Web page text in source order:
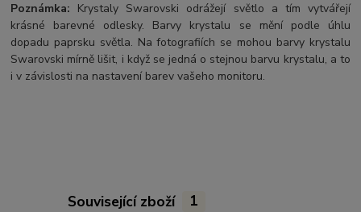
Poznámka: Krystaly Swarovski odrážejí světlo a tím vytvářejí
krásné barevné odlesky. Barvy krystalu se mění podle úhlu
dopadu paprsku světla. Na fotografiích se mohou barvy krystalu
Swarovski mírně lišit, i když se jedná o stejnou barvu krystalu, a to
i v závislosti na nastavení barev vašeho monitoru.
Související zboží 1